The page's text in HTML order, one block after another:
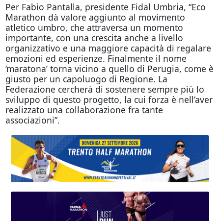
Per Fabio Pantalla, presidente Fidal Umbria, “Eco
Marathon dà valore aggiunto al movimento
atletico umbro, che attraversa un momento
importante, con una crescita anche a livello
organizzativo e una maggiore capacità di regalare
emozioni ed esperienze. Finalmente il nome
‘maratona’ torna vicino a quello di Perugia, come è
giusto per un capoluogo di Regione. La
Federazione cercherà di sostenere sempre più lo
sviluppo di questo progetto, la cui forza è nell’aver
realizzato una collaborazione fra tante
associazioni”.